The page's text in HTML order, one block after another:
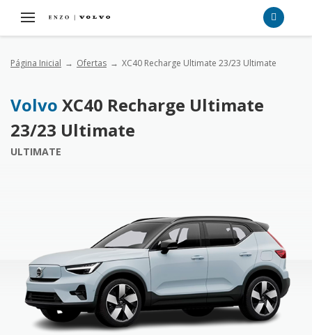
Página Inicial Ofertas XC40 Recharge Ultimate 23/23 Ultimate
Volvo XC40 Recharge Ultimate
23/23 Ultimate
ULTIMATE